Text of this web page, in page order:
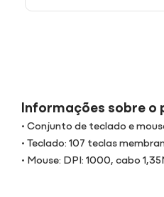
Informações sobre o
• Conjunto de teclado e
• Teclado: 107 teclas
• Mouse: DPI: 1000, cabo